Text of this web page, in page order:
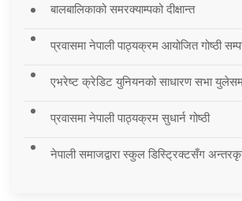
बालबालिकाको समरक्याम्पको दीक्षान्त
प्रवासमा नेपाली पाठ्यक्रम आयोजित गोष्ठी
एभरेष्ट क्रेडिट युनियनको साधारण सभा
प्रवासमा नेपाली पाठ्यक्रम सुधार्न गोष्ठी
नेपाली समाजद्वारा स्कुल डिस्ट्रिक्टसँग